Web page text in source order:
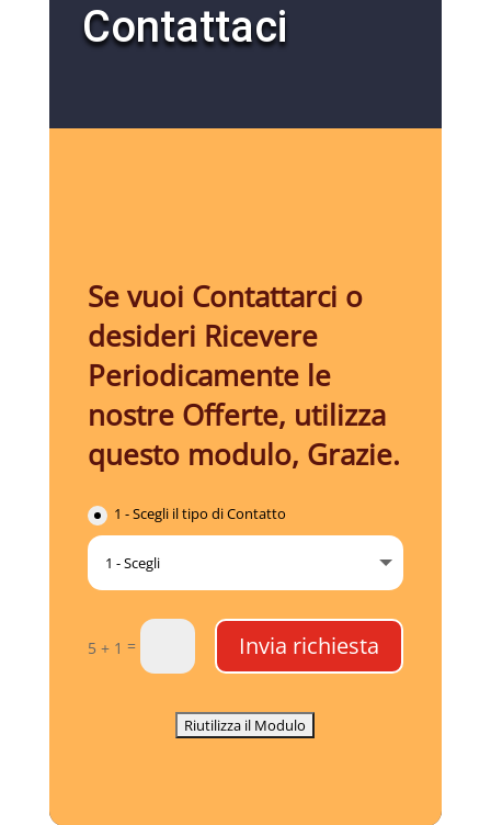
Contattaci
Se vuoi Contattarci o
desideri Ricevere
Periodicamente le
nostre Offerte, utilizza
questo modulo, Grazie.
1 - Scegli il tipo di Contatto
5 + 1 = Invia richiesta